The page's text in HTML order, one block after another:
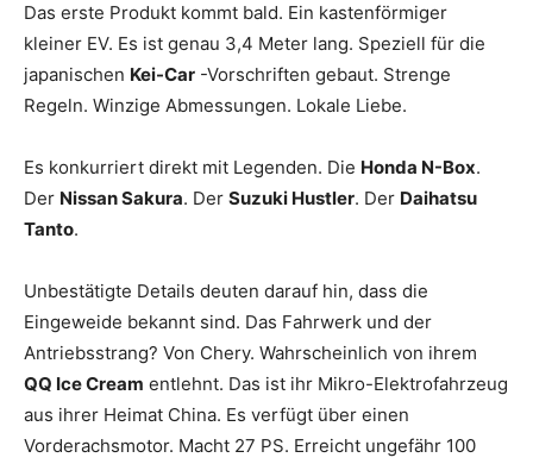
Das erste Produkt kommt bald. Ein kastenförmiger
kleiner EV. Es ist genau 3,4 Meter lang. Speziell für die
japanischen Kei-Car -Vorschriften gebaut. Strenge
Regeln. Winzige Abmessungen. Lokale Liebe.
Es konkurriert direkt mit Legenden. Die Honda N-Box.
Der Nissan Sakura. Der Suzuki Hustler. Der Daihatsu
Tanto.
Unbestätigte Details deuten darauf hin, dass die
Eingeweide bekannt sind. Das Fahrwerk und der
Antriebsstrang? Von Chery. Wahrscheinlich von ihrem
QQ Ice Cream entlehnt. Das ist ihr Mikro-Elektrofahrzeug
aus ihrer Heimat China. Es verfügt über einen
Vorderachsmotor. Macht 27 PS. Erreicht ungefähr 100